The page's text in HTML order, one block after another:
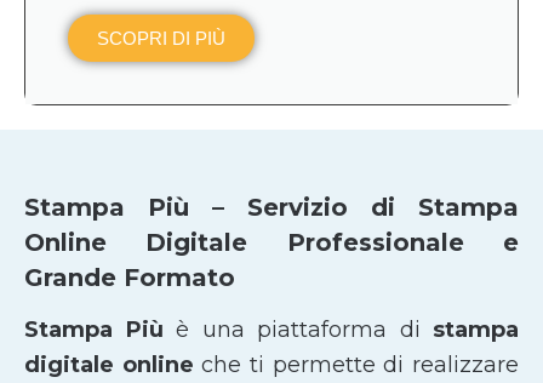
SCOPRI DI PIÙ
Stampa Più – Servizio di Stampa
Online Digitale Professionale e
Grande Formato
Stampa Più è una piattaforma di stampa
digitale online che ti permette di realizzare